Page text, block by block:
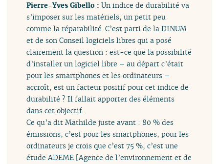
Pierre-Yves Gibello :Un indice de durabilité va
s’imposer sur les matériels, un petit peu
comme la réparabilité. C’est parti de la DINUM
et de son Conseil logiciels libres qui a posé
clairement la question : est-ce que la possibilité
d’installer un logiciel libre – au départ c’était
pour les smartphones et les ordinateurs –
accroît, est un facteur positif pour cet indice de
durabilité ? Il fallait apporter des éléments
dans cet objectif.
Ce qu’a dit Mathilde juste avant : 80 % des
émissions, c’est pour les smartphones, pour les
ordinateurs je crois que c’est 75 %, c’est une
étude ADEME [Agence de l’environnement et de